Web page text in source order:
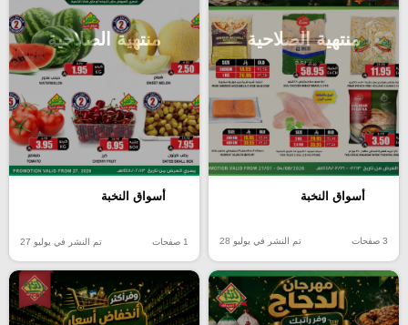
منتهية الصلاحية
أسواق النخبة
3 صفحات تم النشر في يوليو 28
منتهية الصلاحية
أسواق النخبة
1 صفحات تم النشر في يوليو 27